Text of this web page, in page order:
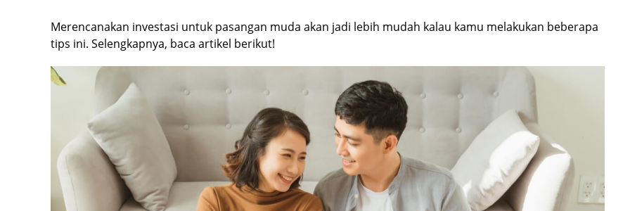
Merencanakan investasi untuk pasangan muda akan jadi lebih mudah kalau kamu melakukan beberapa
tips ini. Selengkapnya, baca artikel berikut!